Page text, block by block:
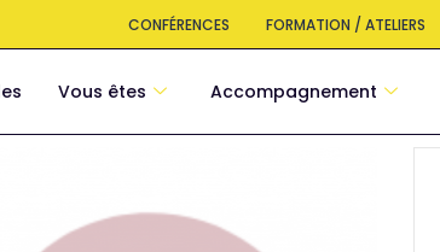
CONFÉRENCES FORMATION / ATELIERS
Vous êtes Accompagnement